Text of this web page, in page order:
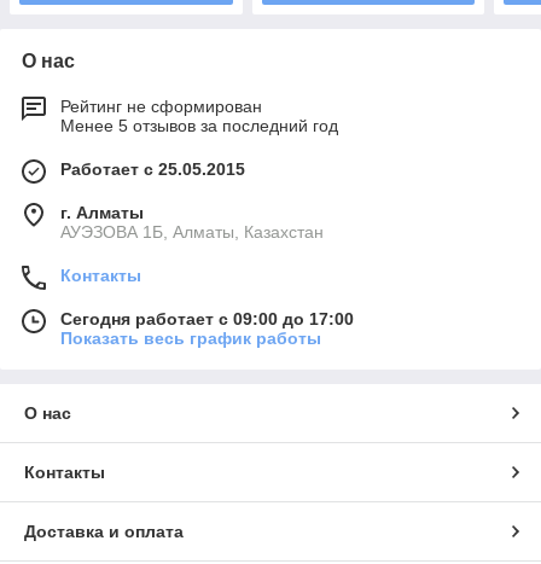
О нас
Рейтинг не сформирован
Менее 5 отзывов за последний год
Работает с 25.05.2015
г. Алматы
АУЭЗОВА 1Б, Алматы, Казахстан
Контакты
Сегодня работает с 09:00 до 17:00
Показать весь график работы
О нас
Контакты
Доставка и оплата